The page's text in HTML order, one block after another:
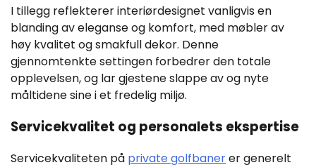
I tillegg reflekterer interiørdesignet vanligvis en
blanding av eleganse og komfort, med møbler av
høy kvalitet og smakfull dekor. Denne
gjennomtenkte settingen forbedrer den totale
opplevelsen, og lar gjestene slappe av og nyte
måltidene sine i et fredelig miljø.
Servicekvalitet og personalets ekspertise
Servicekvaliteten på private golfbanerer generelt